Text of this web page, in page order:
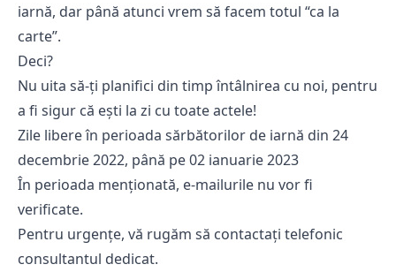
iarnă, dar până atunci vrem să facem totul “ca la
carte”.
Deci?
Nu uita să-ți planifici din timp întâlnirea cu noi, pentru
a fi sigur că ești la zi cu toate actele!
Zile libere în perioada sărbătorilor de iarnă din 24
decembrie 2022, până pe 02 ianuarie 2023
În perioada menționată, e-mailurile nu vor fi
verificate.
Pentru urgențe, vă rugăm să contactați telefonic
consultantul dedicat.